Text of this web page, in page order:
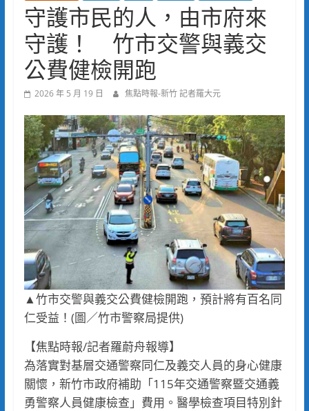
守護市民的人，由市府來
守護！ 竹市交警與義交
公費健檢開跑
2026 年 5 月 19 日 焦點時報-新竹 記者羅大元
▲竹市交警與義交公費健檢開跑，預計將有百名同
仁受益！(圖／竹市警察局提供)
【焦點時報/記者羅蔚舟報導】
為落實對基層交通警察同仁及義交人員的身心健康
關懷，新竹市政府補助「115年交通警察暨交通義
勇警察人員健康檢查」費用。醫學檢查項目特別針